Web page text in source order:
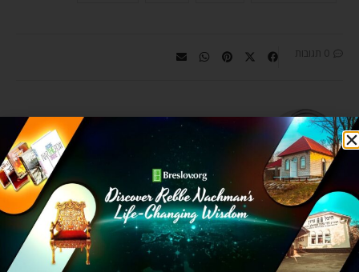
0 תגובות
CHAYA RIVKA ZWOLINSKI
Chaya Rivka in her own words:
What do we want? To feel less
pain and more optimism. To be
happy and lead meaningful lives.
This all requires healthy